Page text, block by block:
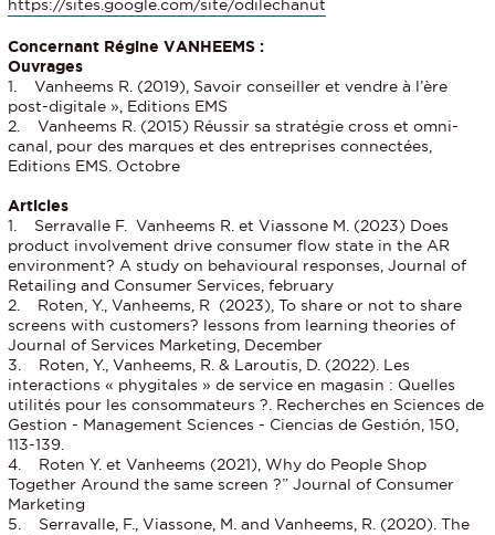
https://sites.google.com/site/odilechanut
Concernant Régine VANHEEMS :
Ouvrages
1. Vanheems R. (2019), Savoir conseiller et vendre à l’ère
post-digitale », Editions EMS
2. Vanheems R. (2015) Réussir sa stratégie cross et omni-
canal, pour des marques et des entreprises connectées,
Editions EMS. Octobre
Articles
1. Serravalle F. Vanheems R. et Viassone M. (2023) Does
product involvement drive consumer flow state in the AR
environment? A study on behavioural responses, Journal of
Retailing and Consumer Services, february
2. Roten, Y., Vanheems, R (2023), To share or not to share
screens with customers? lessons from learning theories of
Journal of Services Marketing, December
3. Roten, Y., Vanheems, R. & Laroutis, D. (2022). Les
interactions « phygitales » de service en magasin : Quelles
utilités pour les consommateurs ?. Recherches en Sciences de
Gestion - Management Sciences - Ciencias de Gestión, 150,
113-139.
4. Roten Y. et Vanheems (2021), Why do People Shop
Together Around the same screen ?” Journal of Consumer
Marketing
5. Serravalle, F., Viassone, M. and Vanheems, R. (2020). The